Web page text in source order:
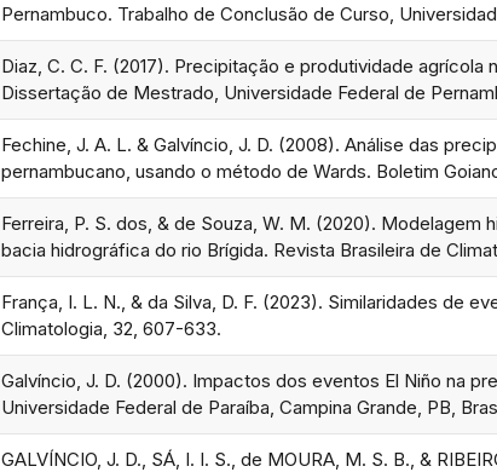
Pernambuco. Trabalho de Conclusão de Curso,
Diaz, C. C. F. (2017). Precipitação e produtividade agrícola
Dissertação de Mestrado, Universidade Federal de
Fechine, J. A. L. & Galvíncio, J. D. (2008). Análise das
pernambucano, usando o método de Wards. Boletim
Ferreira, P. S. dos, & de Souza, W. M. (2020).
bacia hidrográfica do rio Brígida. Revista Brasileira de
França, I. L. N., & da Silva, D. F. (2023). Similaridades de
Climatologia, 32, 607-633.
Galvíncio, J. D. (2000). Impactos dos eventos El Niño na
Universidade Federal de Paraíba, Campina Grande, PB,
GALVÍNCIO, J. D., SÁ, I. I. S., de MOURA, M. S. B., &